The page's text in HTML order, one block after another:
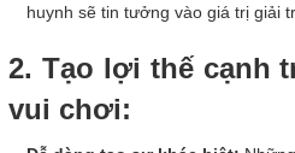
huynh sẽ tin tưởng vào giá trị giải
2. Tạo lợi thế cạnh
vui chơi: